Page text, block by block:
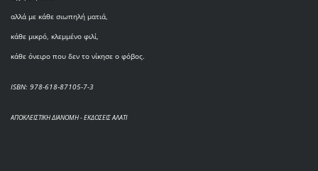
αλλά με κάθε σιωπηλή ματιά,
κάθε μικρό, κλεμμένο φιλί,
κάθε όνειρο που δεν το νίκησε ο φόβος.
ISBN: 978-618-87105-7-3
ΑΠΟΚΛΕΙΣΤΙΚΗ ΔΙΑΝΟΜΗ - ΕΚΔΟΣΕΙΣ ΑΛΑΤΙ